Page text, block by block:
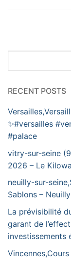
RECENT POSTS
✨️#versailles
#palace
vitry-sur-seine
2026 – Le
neuilly-sur-
Sablons –
La prévisibilité
garant de
investissements